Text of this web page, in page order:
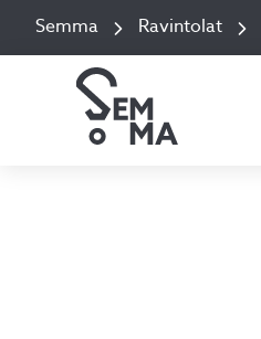
Semma Ravintolat